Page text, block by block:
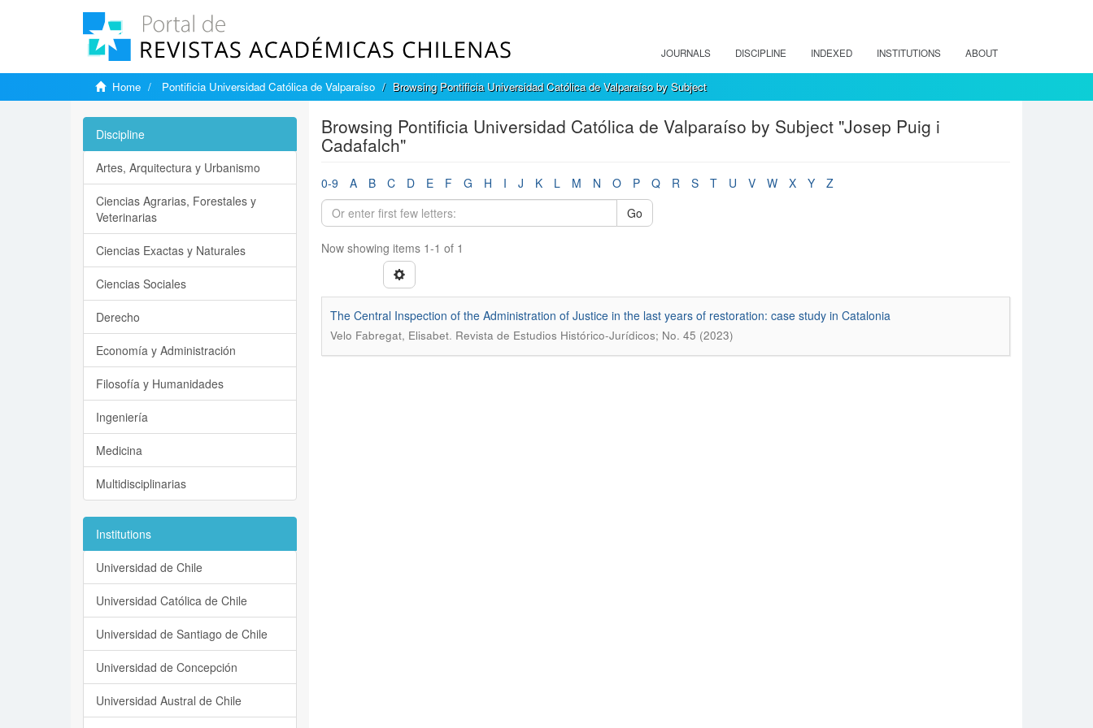
JOURNALS DISCIPLINE INDEXED INSTITUTIONS ABOUT
Home Pontificia Universidad Católica de Valparaíso Browsing Pontificia Universidad Católica de Valparaíso by Subject
Browsing Pontificia Universidad Católica de Valparaíso by Subject "Josep Puig i
Cadafalch"
0-9 A B C D E F G H I J K L M N O P Q R S T U V W X Y
Z
Go
Now showing items 1-1 of 1
The Central Inspection of the Administration of Justice in the last years of restoration: case study in Catalonia
Velo Fabregat, Elisabet. Revista de Estudios Histórico-Jurídicos; No. 45 (2023)
Discipline
Artes, Arquitectura y Urbanismo
Ciencias Agrarias, Forestales y
Veterinarias
Ciencias Exactas y Naturales
Ciencias Sociales
Derecho
Economía y Administración
Filosofía y Humanidades
Ingeniería
Medicina
Multidisciplinarias
Institutions
Universidad de Chile
Universidad Católica de Chile
Universidad de Santiago de Chile
Universidad de Concepción
Universidad Austral de Chile